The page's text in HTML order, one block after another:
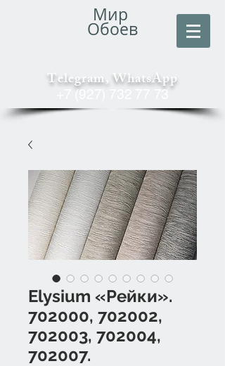
Мир
Обоев
Telegram, WhatsApp
+7 (927) 732 77 73
Elysium «Рейки».
702000, 702002,
702003, 702004,
702007.